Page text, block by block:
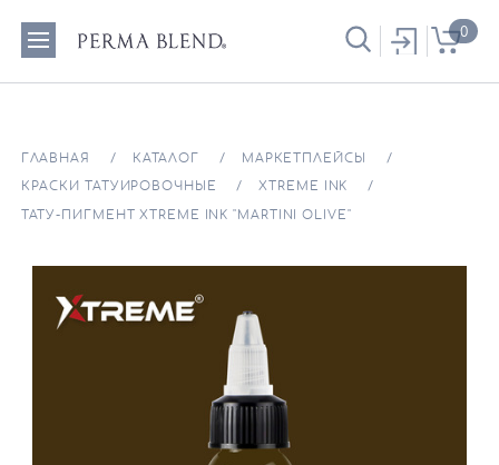
0
ГЛАВНАЯ КАТАЛОГ МАРКЕТПЛЕЙСЫ
КРАСКИ ТАТУИРОВОЧНЫЕ XTREME INK
ТАТУ-ПИГМЕНТ XTREME INK "MARTINI OLIVE"